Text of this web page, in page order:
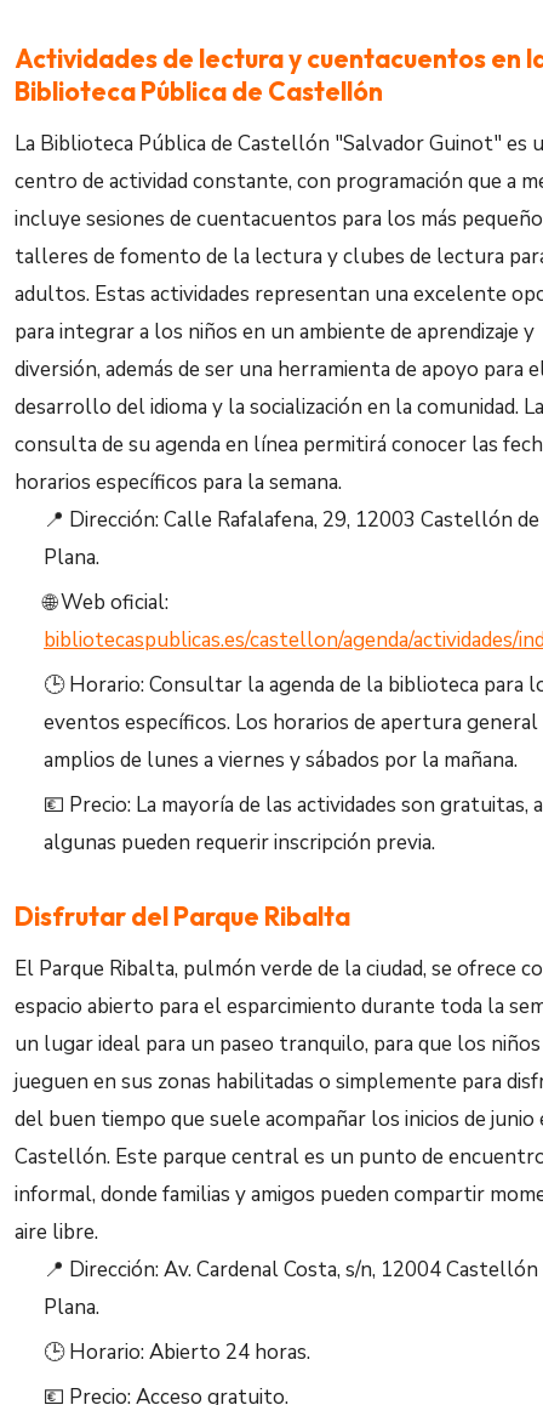
Actividades de lectura y cuentacuentos en
Biblioteca Pública de Castellón
La Biblioteca Pública de Castellón "Salvador Guinot" es
centro de actividad constante, con programación que a
incluye sesiones de cuentacuentos para los más
talleres de fomento de la lectura y clubes de lectura
adultos. Estas actividades representan una excelente
para integrar a los niños en un ambiente de aprendizaje y
diversión, además de ser una herramienta de apoyo para
desarrollo del idioma y la socialización en la comunidad. La
consulta de su agenda en línea permitirá conocer las
horarios específicos para la semana.
📍 Dirección: Calle Rafalafena, 29, 12003 Castellón
Plana.
🌐 Web oficial:
bibliotecaspublicas.es/castellon/agenda/actividades/
🕒 Horario: Consultar la agenda de la biblioteca para
eventos específicos. Los horarios de apertura
amplios de lunes a viernes y sábados por la mañana.
💶 Precio: La mayoría de las actividades son gratuitas,
algunas pueden requerir inscripción previa.
Disfrutar del Parque Ribalta
El Parque Ribalta, pulmón verde de la ciudad, se ofrece
espacio abierto para el esparcimiento durante toda la
un lugar ideal para un paseo tranquilo, para que los niños
jueguen en sus zonas habilitadas o simplemente para
del buen tiempo que suele acompañar los inicios de junio
Castellón. Este parque central es un punto de
informal, donde familias y amigos pueden compartir
aire libre.
📍 Dirección: Av. Cardenal Costa, s/n, 12004 Castellón
Plana.
🕒 Horario: Abierto 24 horas.
💶 Precio: Acceso gratuito.